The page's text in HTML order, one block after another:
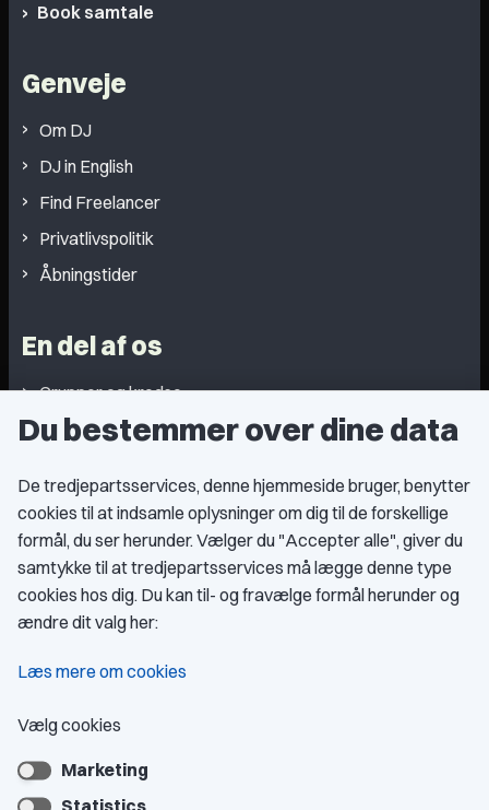
Book samtale
Genveje
Om DJ
DJ in English
Find Freelancer
Privatlivspolitik
Åbningstider
En del af os
Grupper og kredse
Studentergrupper
Medlemskab
Fordele som medlem
Kontingent
Bliv medlem
Du bestemmer over dine data
De tredjepartsservices, denne hjemmeside bruger, benytter
cookies til at indsamle oplysninger om dig til de forskellige
formål, du ser herunder. Vælger du "Accepter alle", giver du
samtykke til at tredjepartsservices må lægge denne type
cookies hos dig. Du kan til- og fravælge formål herunder og
ændre dit valg her:
Læs mere om cookies
Vælg cookies
Marketing
Statistics